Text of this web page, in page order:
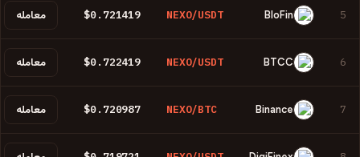
5
BloFin
NEXO/USDT
$0.721419 معامله
6
BTCC
NEXO/USDT
$0.722419 معامله
7
Binance
NEXO/BTC
$0.720987 معامله